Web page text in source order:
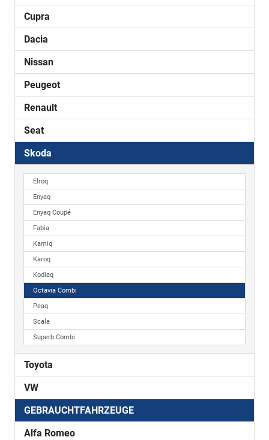
Cupra
Dacia
Nissan
Peugeot
Renault
Seat
Skoda
Elroq
Enyaq
Enyaq Coupé
Fabia
Kamiq
Karoq
Kodiaq
Octavia Combi
Peaq
Scala
Superb Combi
Toyota
VW
GEBRAUCHTFAHRZEUGE
Alfa Romeo